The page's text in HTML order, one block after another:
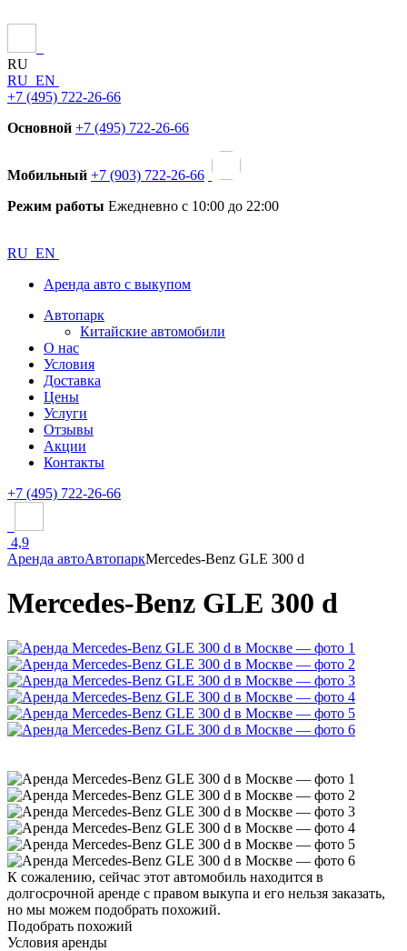
RU
RU EN
+7 (495) 722-26-66
Основной +7 (495) 722-26-66
Мобильный +7 (903) 722-26-66
Режим работы Ежедневно с 10:00 до 22:00
RU EN
Аренда авто с выкупом
Автопарк
Китайские автомобили
О нас
Условия
Доставка
Цены
Услуги
Отзывы
Акции
Контакты
+7 (495) 722-26-66
4,9
Аренда автоАвтопаркMercedes-Benz GLE 300 d
Mercedes-Benz GLE 300 d
К сожалению, сейчас этот автомобиль находится в
долгосрочной аренде с правом выкупа и его нельзя заказать,
но мы можем подобрать похожий.
Подобрать похожий
Условия аренды